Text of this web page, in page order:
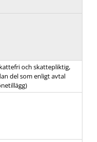
och skattepliktig,
del som enligt avtal